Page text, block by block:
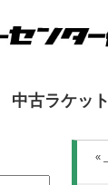
中古ラケット
«